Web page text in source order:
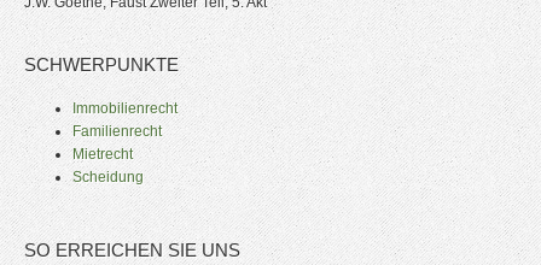
SCHWERPUNKTE
Immobilienrecht
Familienrecht
Mietrecht
Scheidung
SO ERREICHEN SIE UNS